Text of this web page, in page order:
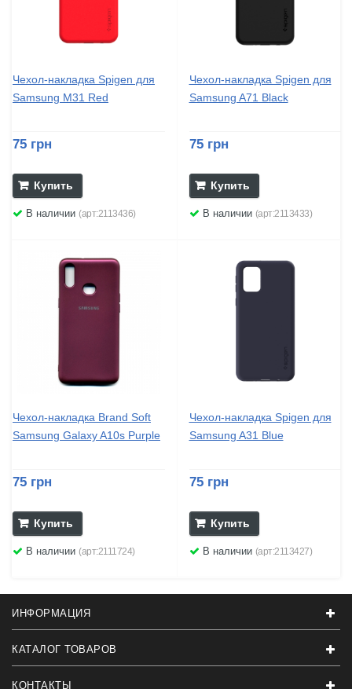
Чехол-накладка Spigen для
Samsung M31 Red
75 грн
Купить
В наличии (арт:2113436)
Чехол-накладка Spigen для
Samsung A71 Black
75 грн
Купить
В наличии (арт:2113433)
Чехол-накладка Brand Soft
Samsung Galaxy A10s Purple
75 грн
Купить
В наличии (арт:2111724)
Чехол-накладка Spigen для
Samsung A31 Blue
75 грн
Купить
В наличии (арт:2113427)
ИНФОРМАЦИЯ
КАТАЛОГ ТОВАРОВ
КОНТАКТЫ